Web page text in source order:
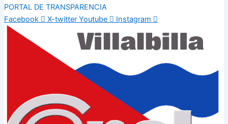
PORTAL DE TRANSPARENCIA
Facebook
X-twitter Youtube Instagram